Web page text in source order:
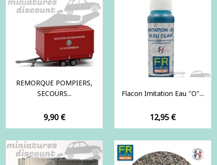
REMORQUE POMPIERS,
SECOURS...
Prix
9,90 €
Flacon Imitation Eau "O"...
Prix
12,95 €